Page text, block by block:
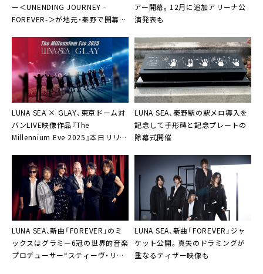
ー＜UNENDING JOURNEY -
FOREVER-＞が地元・秦野で開幕
アー開幕。12月に追加アリーナ公
演発表も
LUNA SEA × GLAY、東京ドーム対
バンLIVE映像作品『The
Millennium Eve 2025』本日リリー
LUNA SEA、秦野駅の駅メロ導入を
記念して手形碑と記念プレートの
除幕式開催
LUNA SEA、新曲「FOREVER」のミ
ックスはグラミー6冠の世界的音楽
プロデューサー“スティーヴ・リリ
LUNA SEA、新曲「FOREVER」ジャ
ケット公開。真矢のドラミングが
重なるティザー映像も